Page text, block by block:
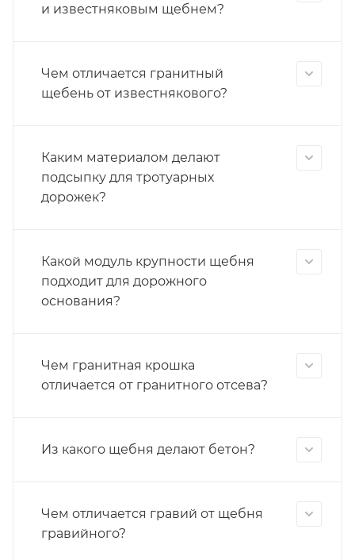
и известняковым щебнем?
Чем отличается гранитный
щебень от известнякового?
Каким материалом делают
подсыпку для тротуарных
дорожек?
Какой модуль крупности щебня
подходит для дорожного
основания?
Чем гранитная крошка
отличается от гранитного отсева?
Из какого щебня делают бетон?
Чем отличается гравий от щебня
гравийного?